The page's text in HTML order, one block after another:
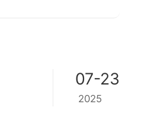
07-23
2025